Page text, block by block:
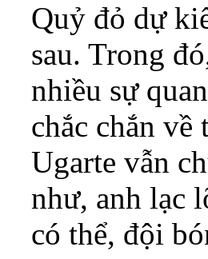
Quỷ đỏ dự
sau. Trong
nhiều sự
chắc chắn
Ugarte vẫn
như, anh lạc
có thể, đội